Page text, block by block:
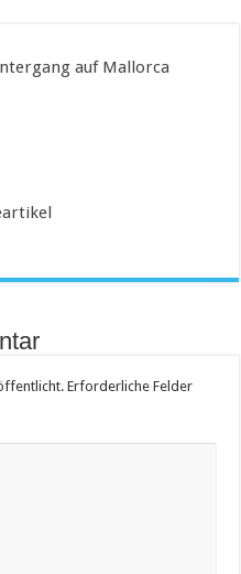
auf Mallorca
Erforderliche Felder